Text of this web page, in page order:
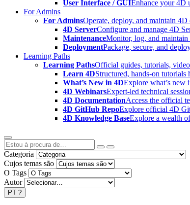
User Interface / GUIEnhance your 4D
For Admins
For AdminsOperate, deploy, and maintain
4D ServerConfigure and manage 4D
MaintenanceMonitor, log, and
DeploymentPackage, secure, and
Learning Paths
Learning PathsOfficial guides, tutorials,
Learn 4DStructured, hands-on
What’s New in 4DExplore what’s new
4D WebinarsExpert-led technical
4D DocumentationAccess the official
4D GitHub RepoExplore official 4D
4D Knowledge BaseExplore a wealth
Categoria
Cujos temas são
O Tags
Autor
PT ?